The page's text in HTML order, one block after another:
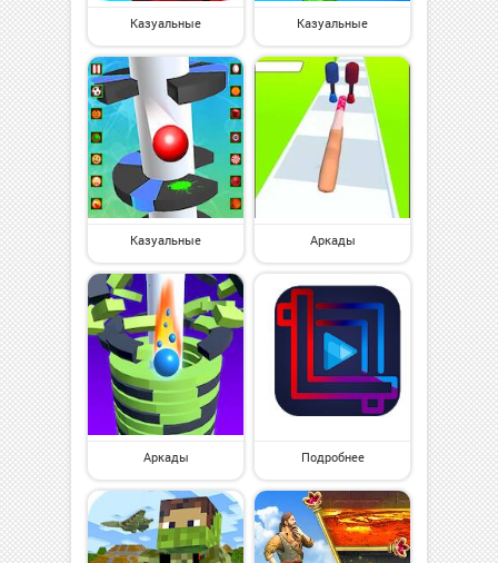
Казуальные Казуальные
Казуальные Аркады
Аркады Подробнее